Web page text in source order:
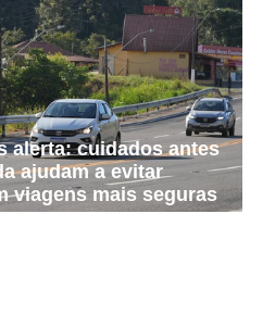
alerta: cuidados antes
ajudam a evitar
viagens mais seguras